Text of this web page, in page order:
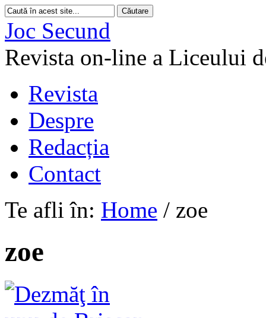
Joc Secund
Revista on-line a Liceului
Revista
Despre
Redacția
Contact
Te afli în: Home / zoe
zoe